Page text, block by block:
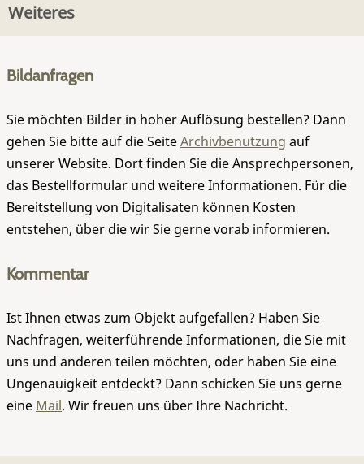
Weiteres
Bildanfragen
Sie möchten Bilder in hoher Auflösung bestellen? Dann
gehen Sie bitte auf die SeiteArchivbenutzung auf
unserer Website. Dort finden Sie die Ansprechpersonen,
das Bestellformular und weitere Informationen. Für die
Bereitstellung von Digitalisaten können Kosten
entstehen, über die wir Sie gerne vorab informieren.
Kommentar
Ist Ihnen etwas zum Objekt aufgefallen? Haben Sie
Nachfragen, weiterführende Informationen, die Sie mit
uns und anderen teilen möchten, oder haben Sie eine
Ungenauigkeit entdeckt? Dann schicken Sie uns gerne
eine Mail. Wir freuen uns über Ihre Nachricht.